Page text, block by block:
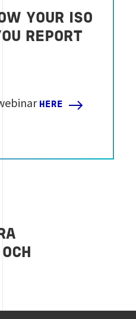
YOUR ISO
REPORT
HERE